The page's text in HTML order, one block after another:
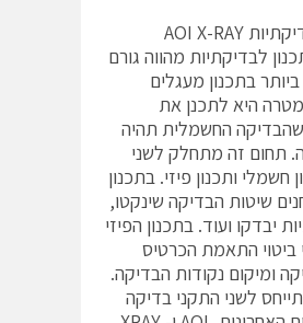
לבדיקתיות מהווה גורם
בתכנון מעגלים
היא לתכנן את
החשמלית תהיה
תחום זה מתחלק לשני
חשמלי ותכנון פיזי. בתכנון
שיטות הבדיקה שינקטו,
יבדקו ועוד. בתכנון הפיזי
ביטוי התאמת הכרטיס
ומיקום נקודות הבדיקה.
לשני התקני בדיקה